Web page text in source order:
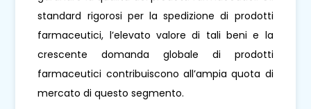
standard rigorosi per la spedizione di prodotti
farmaceutici, l’elevato valore di tali beni e la
crescente domanda globale di prodotti
farmaceutici contribuiscono all’ampia quota di
mercato di questo segmento.